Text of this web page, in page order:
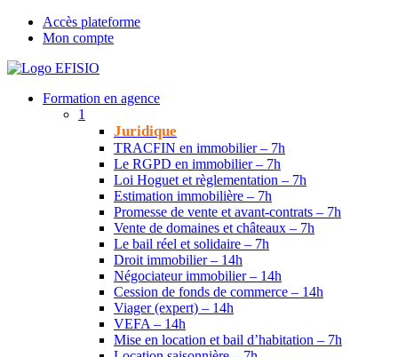
Accès plateforme
Mon compte
Formation en agence
1
Juridique
TRACFIN en immobilier – 7h
Le RGPD en immobilier – 7h
Loi Hoguet et règlementation – 7h
Estimation immobilière – 7h
Promesse de vente et avant-contrats – 7h
Vente de domaines et châteaux – 7h
Le bail réel et solidaire – 7h
Droit immobilier – 14h
Négociateur immobilier – 14h
Cession de fonds de commerce – 14h
Viager (expert) – 14h
VEFA – 14h
Mise en location et bail d’habitation – 7h